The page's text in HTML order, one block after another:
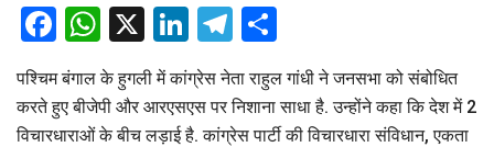
Facebook
WhatsApp
X LinkedIn
Telegram
पश्चिम बंगाल के हुगली में कांग्रेस नेता राहुल गांधी ने जनसभा को संबोधित
करते हुए बीजेपी और आरएसएस पर निशाना साधा है. उन्होंने कहा कि देश में 2
विचारधाराओं के बीच लड़ाई है. कांग्रेस पार्टी की विचारधारा संविधान, एकता